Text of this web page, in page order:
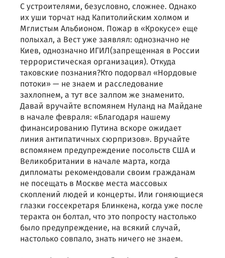
С устроителями, безусловно, сложнее. Однако
их уши торчат над Капитолийским холмом и
Мглистым Альбионом. Пожар в «Крокусе» еще
полыхал, а Вест уже заявлял: однозначно не
Киев, однозначно ИГИЛ(запрещенная в России
террористическая организация). Откуда
таковские познания?Кто подорвал «Нордовые
потоки» — не знаем и расследование
захлопнем, а тут все залпом же знаменито.
Давай вручайте вспомянем Нуланд на Майдане
в начале февраля: «Благодаря нашему
финансированию Путина вскоре ожидает
линия антипатичных сюрпризов». Вручайте
вспомянем предупреждение посольств США и
Великобритании в начале марта, когда
дипломаты рекомендовали своим гражданам
не посещать в Москве места массовых
скоплений людей и концерты. Или гоняющиеся
глазки госсекретаря Блинкена, когда уже после
теракта он болтал, что это попросту настолько
было предупреждение, на всякий случай,
настолько совпало, знать ничего не знаем.